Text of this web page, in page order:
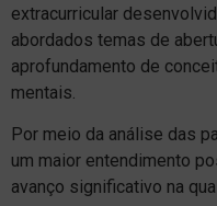
extracurricular
abordados temas de
aprofundamento de
mentais.
Por meio da análise das
um maior entendimento
avanço significativo na